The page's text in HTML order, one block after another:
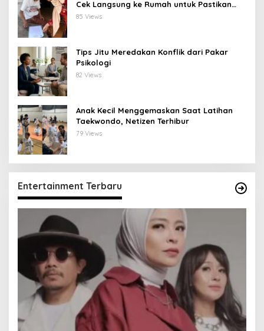
Cek Langsung ke Rumah untuk Pastikan
Tepat Sasaran
85 Views
Tips Jitu Meredakan Konflik dari Pakar
Psikologi
82 Views
Anak Kecil Menggemaskan Saat Latihan
Taekwondo, Netizen Terhibur
79 Views
Entertainment Terbaru